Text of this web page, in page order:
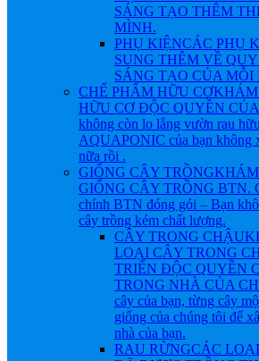
SÁNG TẠO THÊM
MÌNH.
PHỤ KIỆNCÁC PHỤ
SUNG THÊM VỀ
SÁNG TẠO CỦA MỖI
CHẾ PHẨM HỮU CƠKHÁM
HỮU CƠ ĐỘC QUYỀN
không còn lo lắng vườn rau
AQUAPONIC của bạn không
nữa rồi .
GIỐNG CÂY TRỒNG
GIỐNG CÂY TRỒNG BTN.
chính BTN đóng gói – Bạn
cây trồng kém chất lượng.
CÂY TRONG CHẬU
LOẠI CÂY TRONG
TRIỂN ĐỘC QUYỀN
TRONG NHÀ CỦA
cây của bạn, từng cây
giống của chúng tôi để
nhà của bạn.
RAU RỪNGCÁC